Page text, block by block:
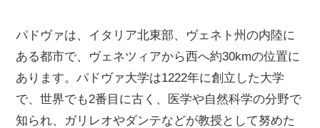
パドヴァは、イタリア北東部、ヴェネト州の内陸に
ある都市で、ヴェネツィアから西へ約30kmの位置に
あります。パドヴァ大学は1222年に創立した大学
で、世界でも2番目に古く、医学や自然科学の分野で
知られ、ガリレオやダンテなどが教授として努めた